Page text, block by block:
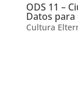
ODS 11 –
Datos
Cultura